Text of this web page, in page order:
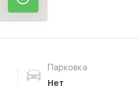
Парковка
Нет